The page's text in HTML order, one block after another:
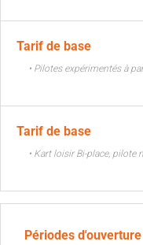
Tarif de base
• Pilotes expérimentés à
Tarif de base
• Kart loisir Bi-place,
Périodes d'ouverture